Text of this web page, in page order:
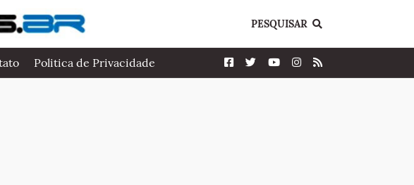
PESQUISAR
Politica de Privacidade